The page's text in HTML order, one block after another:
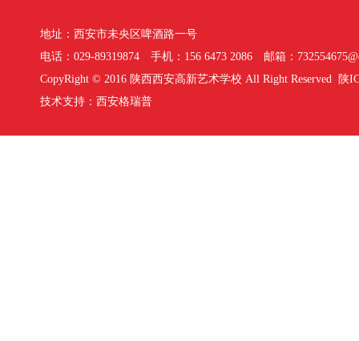
地址：西安市未央区啤酒路一号
电话：029-89319874 手机：156 6473 2086 邮箱：
CopyRight © 2016 陕西西安高新艺术学校 All Right Reserved
陕
技术支持： 西安格瑞普